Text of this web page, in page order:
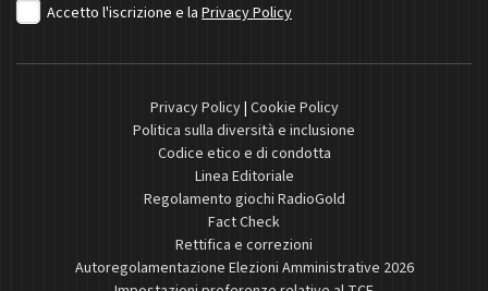
Accetto l'iscrizione e la Privacy Policy
Privacy Policy| Cookie Policy
Politica sulla diversità e inclusione
Codice etico e di condotta
Linea Editoriale
Regolamento giochi RadioGold
Fact Check
Rettifica e correzioni
Autoregolamentazione Elezioni Amministrative 2026